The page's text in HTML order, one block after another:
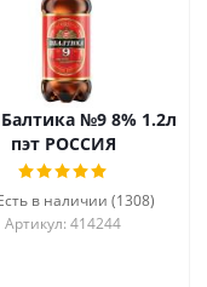
№9 8% 1.2л
пэт РОССИЯ
в наличии (1308)
Артикул: 414244